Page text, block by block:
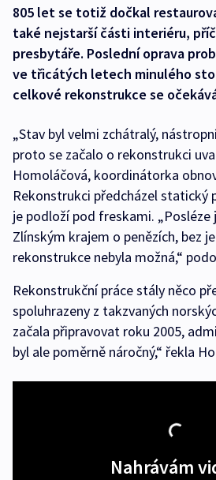
805 let se totiž dočkal
také nejstarší části interiéru,
presbytáře. Poslední oprava
ve třicátých letech minulého
celkové rekonstrukce se
„Stav byl velmi zchátralý,
proto se začalo o rekonstrukci
Homoláčová, koordinátorka
Rekonstrukci předcházel statický
je podloží pod freskami. „Posléze
Zlínským krajem o penězích, bez
rekonstrukce nebyla možná,“
Rekonstrukční práce stály něco
spoluhrazeny z takzvaných
začala připravovat roku 2005,
byl ale poměrně náročný,“ řekla
Nahrávám